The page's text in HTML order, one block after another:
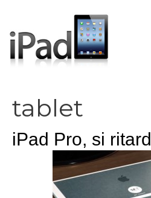
contenuto
tablet
iPad Pro, si